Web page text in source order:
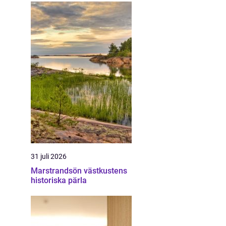
31 juli 2026
Marstrandsön västkustens
historiska pärla